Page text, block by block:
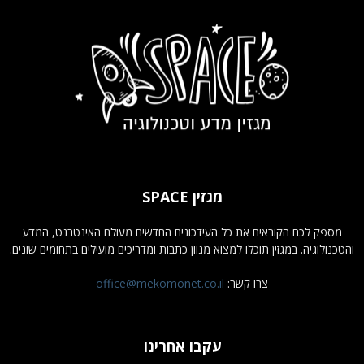
מגזין SPACE
מספק לכם הקוראים את כל העידכונים החדשים מעולם האינטרנט, המדע
והטכנולוגיה. במגזין תוכלו למצוא מגוון כתבות ומדריכים מועילים בתחומים שונים.
צרו קשר: office@mekomonet.co.il
עקבו אחרינו